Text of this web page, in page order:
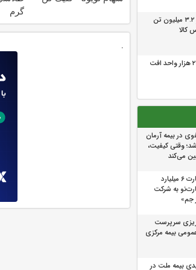
عرضه بیش‌از ۳.۲ میلیون تن
کالا
شاخص کل ۲۰ هزار واحد افت
در بیمه آرمان
وقتی کیفیت،
می‌کند
پرداخت خسارت ۶ میلیارد
به شرکت
جم»
سرپرست
بیمه مركزی
بیمه ملت در
گرم
.